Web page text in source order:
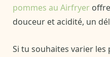
pommes au Airfryer
douceur et acidité, un
Si tu souhaites varier les